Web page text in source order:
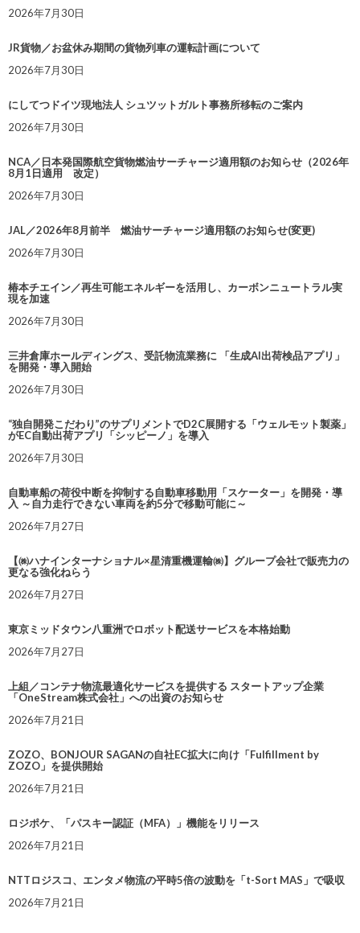
2026年7月30日
JR貨物／お盆休み期間の貨物列車の運転計画について
2026年7月30日
にしてつドイツ現地法人 シュツットガルト事務所移転のご案内
2026年7月30日
NCA／日本発国際航空貨物燃油サーチャージ適用額のお知らせ（2026年
8月1日適用 改定）
2026年7月30日
JAL／2026年8月前半 燃油サーチャージ適用額のお知らせ(変更)
2026年7月30日
椿本チエイン／再生可能エネルギーを活用し、カーボンニュートラル実
現を加速
2026年7月30日
三井倉庫ホールディングス、受託物流業務に 「生成AI出荷検品アプリ」
を開発・導入開始
2026年7月30日
“独自開発こだわり”のサプリメントでD2C展開する「ウェルモット製薬」
がEC自動出荷アプリ「シッピーノ」を導入
2026年7月30日
自動車船の荷役中断を抑制する自動車移動用「スケーター」を開発・導
入 ～自力走行できない車両を約5分で移動可能に～
2026年7月27日
【㈱ハナインターナショナル×星清重機運輸㈱】グループ会社で販売力の
更なる強化ねらう
2026年7月27日
東京ミッドタウン八重洲でロボット配送サービスを本格始動
2026年7月27日
上組／コンテナ物流最適化サービスを提供する スタートアップ企業
「OneStream株式会社」への出資のお知らせ
2026年7月21日
ZOZO、BONJOUR SAGANの自社EC拡大に向け「Fulfillment by
ZOZO」を提供開始
2026年7月21日
ロジポケ、「パスキー認証（MFA）」機能をリリース
2026年7月21日
NTTロジスコ、エンタメ物流の平時5倍の波動を「t-Sort MAS」で吸収
2026年7月21日